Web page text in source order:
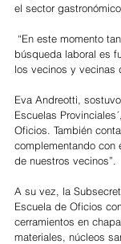
el sector
búsqueda laboral es
los vecinos y vecinas
Eva Andreotti,
Escuelas
Oficios. También
complementando con
de nuestros vecinos”.
A su vez, la
Escuela de Oficios
cerramientos en
materiales, núcleos